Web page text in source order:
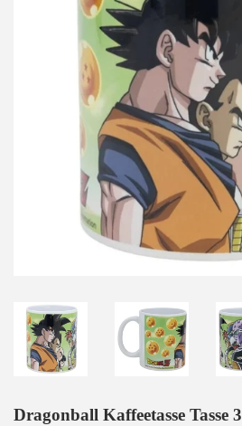
Dragonball Kaffeetasse